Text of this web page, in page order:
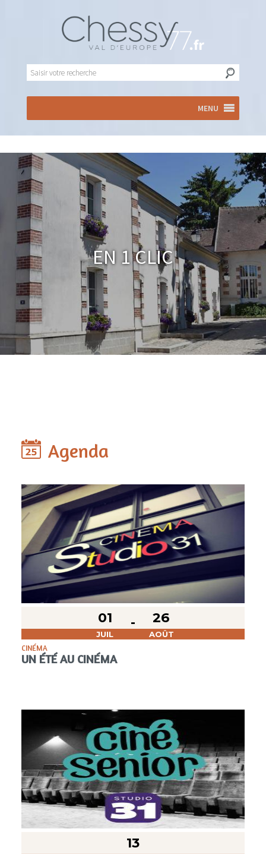
MENU
En 1 clic
Agenda
01
JUIL
26
AOÛT
CINÉMA
UN ÉTÉ AU CINÉMA
13